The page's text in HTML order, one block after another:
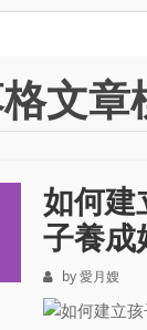
文
如何建
子養
by 愛月嫂